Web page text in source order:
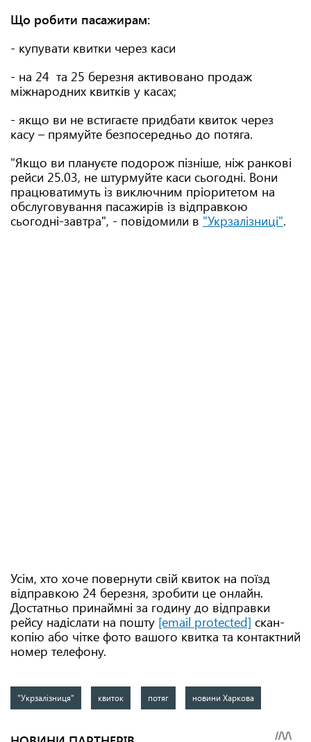
Що робити пасажирам:
- купувати квитки через каси
- на 24 та 25 березня активовано продаж
міжнародних квитків у касах;
- якщо ви не встигаєте придбати квиток через
касу – прямуйте безпосередньо до потяга.
"Якщо ви плануєте подорож пізніше, ніж ранкові
рейси 25.03, не штурмуйте каси сьогодні. Вони
працюватимуть із виключним пріоритетом на
обслуговування пасажирів із відправкою
сьогодні-завтра", - повідомили в "Укрзалізниці".
Усім, хто хоче повернути свій квиток на поїзд
відправкою 24 березня, зробити це онлайн.
Достатньо принаймні за годину до відправки
рейсу надіслати на пошту [email protected] скан-
копію або чітке фото вашого квитка та контактний
номер телефону.
"Укрзалізниця" квиток потяг новини Харкова